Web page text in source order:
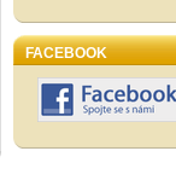
FACEBOOK